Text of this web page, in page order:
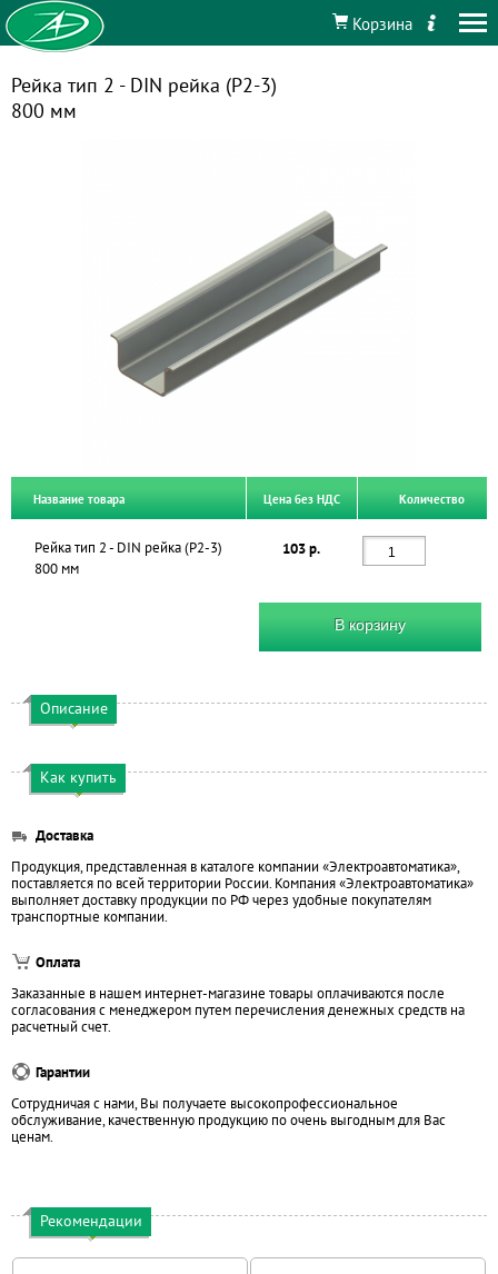
Корзина
Рейка тип 2 - DIN рейка (Р2-3)
800 мм
Название товара Цена без НДС Количество
Рейка тип 2 - DIN рейка (Р2-3)
800 мм
103 р.
В корзину
Описание
Как купить
Доставка
Продукция, представленная в каталоге компании «Электроавтоматика»,
поставляется по всей территории России. Компания «Электроавтоматика»
выполняет доставку продукции по РФ через удобные покупателям
транспортные компании.
Оплата
Заказанные в нашем интернет-магазине товары оплачиваются после
согласования с менеджером путем перечисления денежных средств на
расчетный счет.
Гарантии
Сотрудничая с нами, Вы получаете высокопрофессиональное
обслуживание, качественную продукцию по очень выгодным для Вас
ценам.
Рекомендации